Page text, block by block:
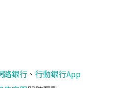
路銀行 、 行動銀行App